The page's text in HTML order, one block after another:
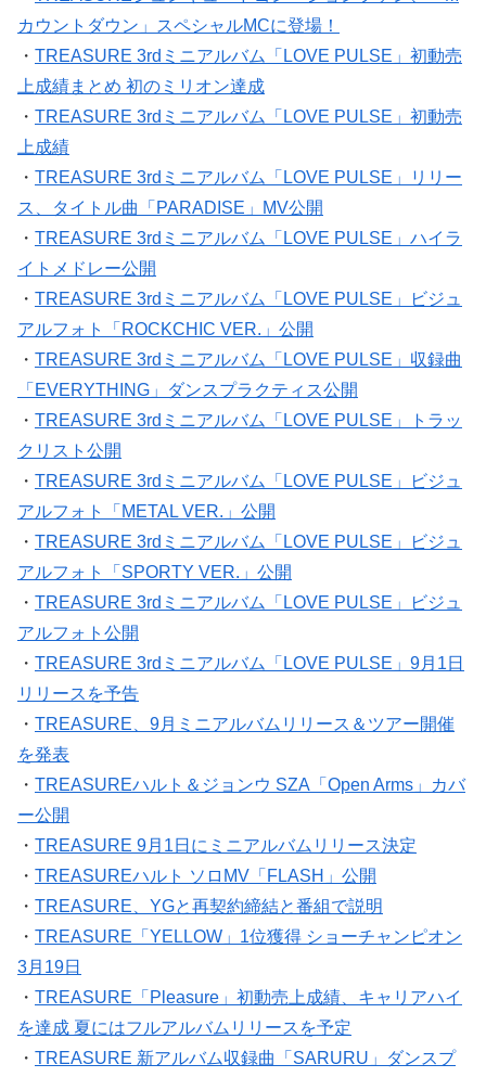
カウントダウン」スペシャルMCに登場！
・ TREASURE 3rdミニアルバム「LOVE PULSE」初動売
上成績まとめ 初のミリオン達成
・ TREASURE 3rdミニアルバム「LOVE PULSE」初動売
上成績
・ TREASURE 3rdミニアルバム「LOVE PULSE」リリー
ス、タイトル曲「PARADISE」MV公開
・ TREASURE 3rdミニアルバム「LOVE PULSE」ハイラ
イトメドレー公開
・ TREASURE 3rdミニアルバム「LOVE PULSE」ビジュ
アルフォト「ROCKCHIC VER.」公開
・ TREASURE 3rdミニアルバム「LOVE PULSE」収録曲
「EVERYTHING」ダンスプラクティス公開
・ TREASURE 3rdミニアルバム「LOVE PULSE」トラッ
クリスト公開
・ TREASURE 3rdミニアルバム「LOVE PULSE」ビジュ
アルフォト「METAL VER.」公開
・ TREASURE 3rdミニアルバム「LOVE PULSE」ビジュ
アルフォト「SPORTY VER.」公開
・ TREASURE 3rdミニアルバム「LOVE PULSE」ビジュ
アルフォト公開
・ TREASURE 3rdミニアルバム「LOVE PULSE」9月1日
リリースを予告
・ TREASURE、9月ミニアルバムリリース＆ツアー開催
を発表
・ TREASUREハルト＆ジョンウ SZA「Open Arms」カバ
ー公開
・ TREASURE 9月1日にミニアルバムリリース決定
・ TREASUREハルト ソロMV「FLASH」公開
・ TREASURE、YGと再契約締結と番組で説明
・ TREASURE「YELLOW」1位獲得 ショーチャンピオン
3月19日
・ TREASURE「Pleasure」初動売上成績、キャリアハイ
を達成 夏にはフルアルバムリリースを予定
・ TREASURE 新アルバム収録曲「SARURU」ダンスプ